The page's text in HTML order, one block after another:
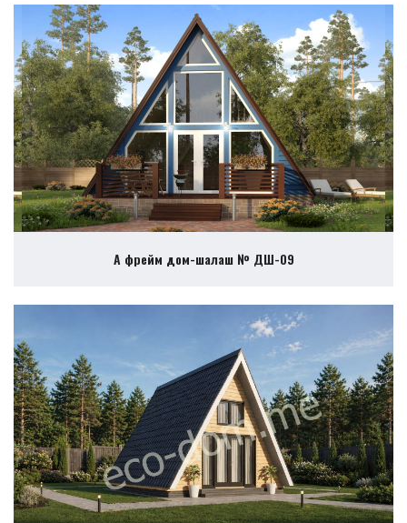
А фрейм дом-шалаш № ДШ-09